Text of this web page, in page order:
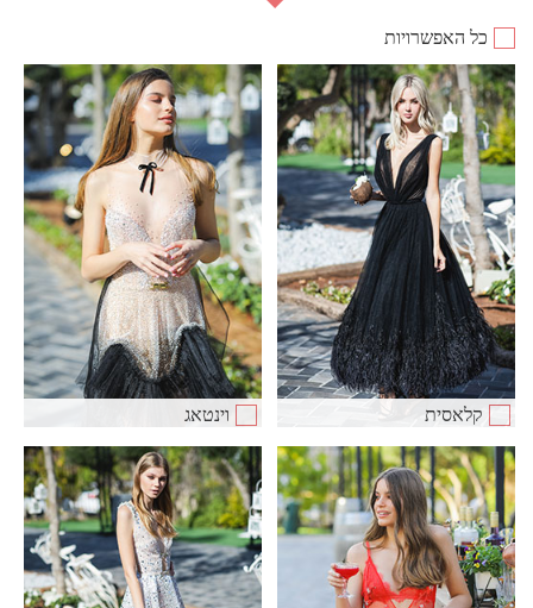
כל האפשרויות
קלאסית וינטאג